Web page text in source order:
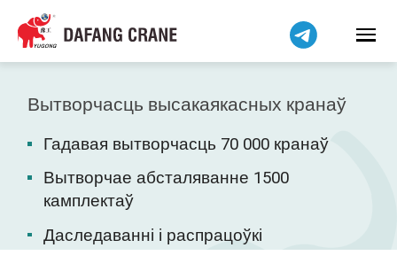
Вытворчасць высакаякасных кранаў
Гадавая вытворчасць 70 000 кранаў
Вытворчае абсталяванне 1500
камплектаў
Даследаванні і распрацоўкі
हिन्दी
Bahasa Indonesia
Bahasa Melayu
Tiếng Việt
বাংলা
فارسی
Pilipino
اردو